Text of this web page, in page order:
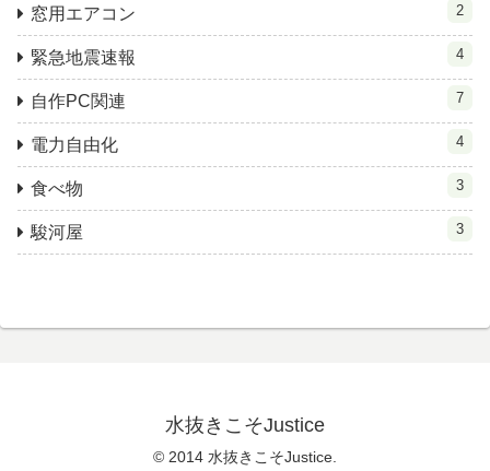
窓用エアコン 2
緊急地震速報 4
自作PC関連 7
電力自由化 4
食べ物 3
駿河屋 3
水抜きこそJustice
© 2014 水抜きこそJustice.